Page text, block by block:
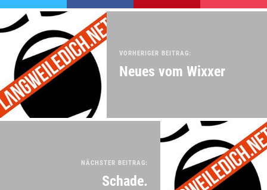
VORHERIGER BEITRAG:
Neues vom Wixxer
NÄCHSTER BEITRAG:
Schade.